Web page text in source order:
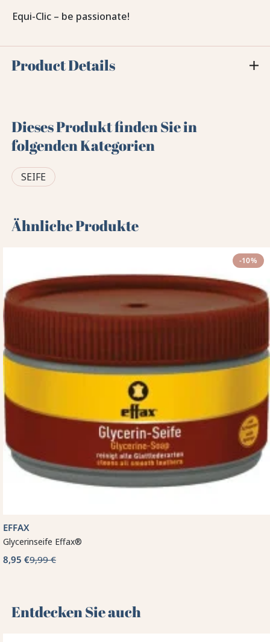
Equi-Clic – be passionate!
Product Details
Dieses Produkt finden Sie in
folgenden Kategorien
SEIFE
Ähnliche Produkte
-10%
EFFAX
Glycerinseife Effax®
8,95 €9,99 €
Entdecken Sie auch 🌻